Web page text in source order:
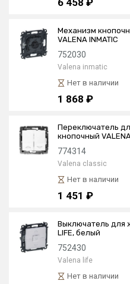
6 458 ₽
Механизм
VALENA INMATIC
752030
Valena inmatic
Нет в наличии
1 868 ₽
Переключатель
кнопочный
774314
Valena classic
Нет в наличии
1 451 ₽
Выключатель для
LIFE, белый
752430
Valena life
Нет в наличии